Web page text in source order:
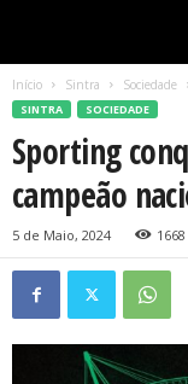
Início Sintra Sociedade
SINTRA SOCIEDADE
Sporting
campeão
5 de Maio, 2024 1668